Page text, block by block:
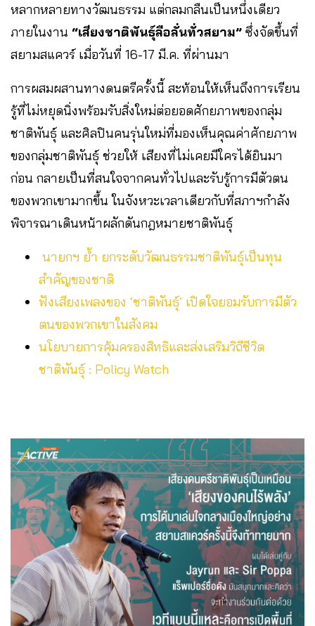
หลากหลายทางวัฒนธรรม แต่กลมกลืนเป็นหนึ่งเดียว
ภายในงาน “เสียงชาติพันธุ์ลือลั่นทั่วสยาม” ซึ่งจัดขึ้นที่
สยามสแควร์ เมื่อวันที่ 16-17 มี.ค. ที่ผ่านมา
การผสมผสานทางดนตรีครั้งนี้ สะท้อนให้เห็นถึงการเรียน
รู้ที่ไม่หยุดนิ่งพร้อมรับสิ่งใหม่ต่อยอดศักยภาพของกลุ่ม
ชาติพันธุ์ และศิลปินคนรุ่นใหม่ที่มองเห็นคุณค่าศักยภาพ
ของกลุ่มชาติพันธุ์ ช่วยให้ เสียงที่ไม่เคยมีใครได้ยินมา
ก่อน กลายเป็นที่สนใจจากคนทั่วไปและรับรู้การมีตัวตน
ของพวกเขามากขึ้น ในจังหวะเวลาเดียวกับที่สภาฯกำลัง
พิจารณาเดินหน้าผลักดันกฎหมายชาติพันธุ์
นายกฯ ย้ำ ยกระดับวัฒนธรรมชาติพันธุ์เป็นทุน
สำคัญของชาติ
ฟังเสียงเพลงของ ‘ชาติพันธุ์’ เปิดใจยอมรับการมีตัว
ตนของพวกเขาในสังคม
นโยบายการคุ้มครองสิทธิและส่งเสริมวิถีชีวิต
ชาติพันธุ์ : Policy Watch